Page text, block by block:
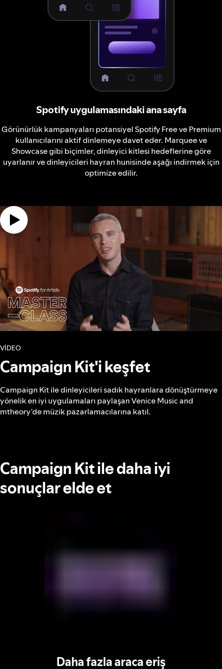
Spotify uygulamasındaki ana sayfa
Görünürlük kampanyaları potansiyel Spotify Free ve Premium
kullanıcılarını aktif dinlemeye davet eder. Marquee ve
Showcase gibi biçimler, dinleyici kitlesi hedeflerine göre
uyarlanır ve dinleyicileri hayran hunisinde aşağı indirmek için
optimize edilir.
VİDEO
Campaign Kit'i keşfet
Campaign Kit ile dinleyicileri sadık hayranlara dönüştürmeye
yönelik en iyi uygulamaları paylaşan Venice Music and
mtheory’de müzik pazarlamacılarına katıl.
Campaign Kit ile daha iyi
sonuçlar elde et
Daha fazla araca eriş